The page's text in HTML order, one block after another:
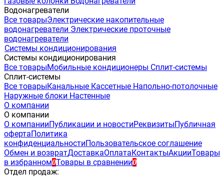
Водонагреватели
Все товарыЭлектрические накопительные
водонагреватели Электрические проточные
водонагреватели
Системы кондиционирования
Системы кондиционирования
Все товарыМобильные кондиционеры Сплит-системы
Сплит-системы
Все товарыКанальные Кассетные Напольно-потолочные
Наружные блоки Настенные
О компании
О компании
О компанииПубликации и новостиРеквизитыПубличная
офертаПолитика
конфиденциальностиПользовательское соглашение
Обмен и возвратДоставкаОплатаКонтактыАкцииТовары
в избранном0Товары в сравнении0
Отдел продаж: